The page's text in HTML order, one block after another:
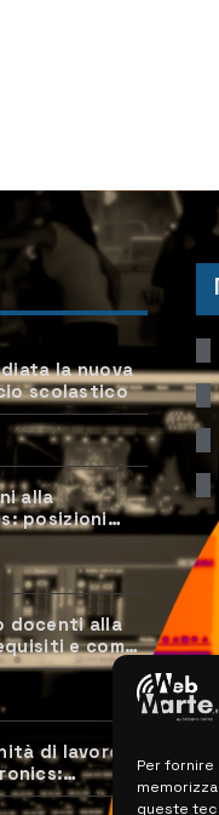
Per
queste
la nuova
scolastico
alla
posizioni
docenti alla
e come
di lavoro
previste